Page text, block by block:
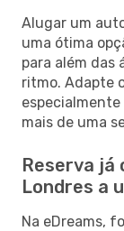
Alugar um
uma ótima
para além das
ritmo. Adapte
mais de uma
Reserva já
Londres a
Na eDreams,